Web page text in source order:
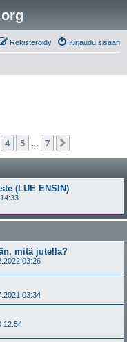
Kirjaudu sisään
Rekisteröidy
4 5 7
(LUE ENSIN)
mitä jutella?
03:26
03:34
12:54